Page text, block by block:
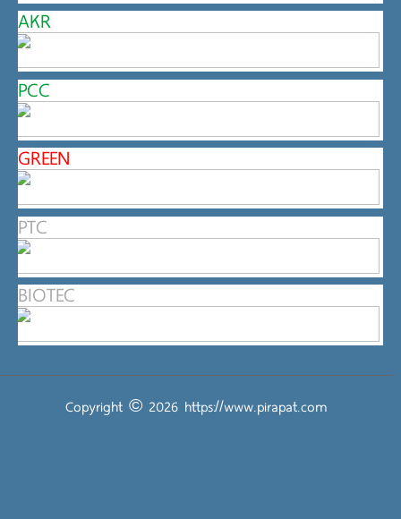
AKR
PCC
GREEN
PTC
BIOTEC
Copyright © 2026 https://www.pirapat.com